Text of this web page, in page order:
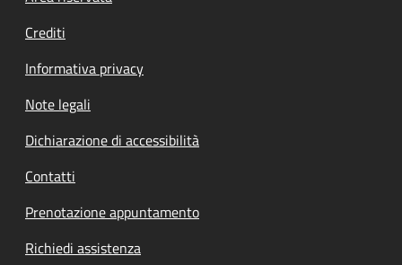
Crediti
Informativa privacy
Note legali
Dichiarazione di accessibilità
Contatti
Prenotazione appuntamento
Richiedi assistenza